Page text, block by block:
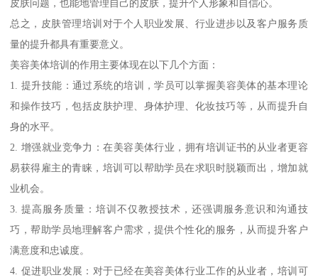
皮肤问题，也能地管理自己的皮肤，提升个人形象和自信心。
总之，皮肤管理培训对于个人职业发展、行业进步以及客户服务质
量的提升都具有重要意义。
美容美体培训的作用主要体现在以下几个方面：
1. 提升技能：通过系统的培训，学员可以掌握美容美体的基本理论
和操作技巧，包括皮肤护理、身体护理、化妆技巧等，从而提升自
身的水平。
2. 增强就业竞争力：在美容美体行业，拥有培训证书的从业者更容
易获得雇主的青睐，培训可以帮助学员在求职时脱颖而出，增加就
业机会。
3. 提高服务质量：培训不仅教授技术，还强调服务意识和沟通技
巧，帮助学员地理解客户需求，提供个性化的服务，从而提升客户
满意度和忠诚度。
4. 促进职业发展：对于已经在美容美体行业工作的从业者，培训可